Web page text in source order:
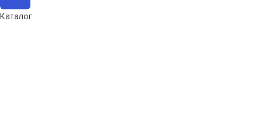
Каталог